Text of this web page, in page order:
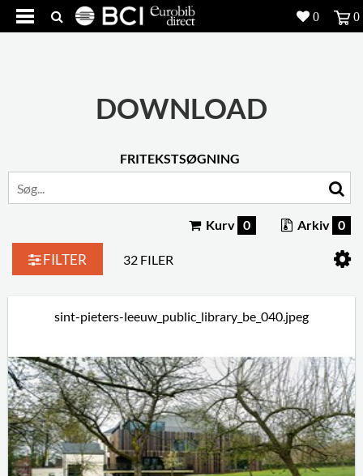
Download
8
Kontakt os
DOWNLOAD
FRITEKSTSØGNING
Kurv 0 Arkiv 0
FILTER 32 FILER
sint-pieters-leeuw_public_library_be_040.jpeg
0 0